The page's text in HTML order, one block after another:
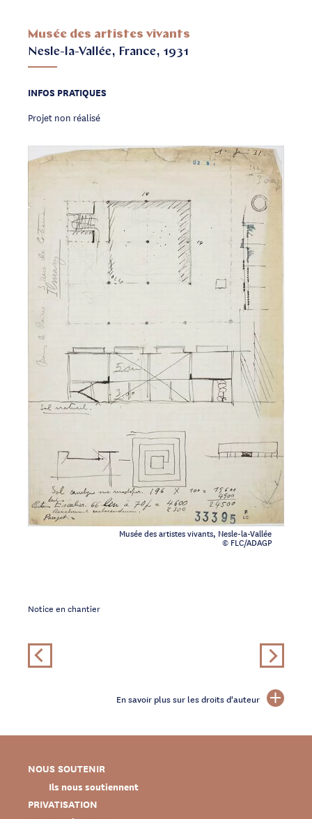
Musée des artistes vivants
Nesle-la-Vallée, France, 1931
Musée des artistes vivants, Nesle-la-Vallée
© FLC/ADAGP
INFOS PRATIQUES
Projet non réalisé
Notice en chantier
En savoir plus sur les droits d'auteur
NOUS SOUTENIR
Ils nous soutiennent
PRIVATISATION